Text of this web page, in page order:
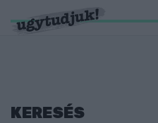
KERESÉS